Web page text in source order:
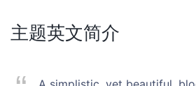
主题英文简介